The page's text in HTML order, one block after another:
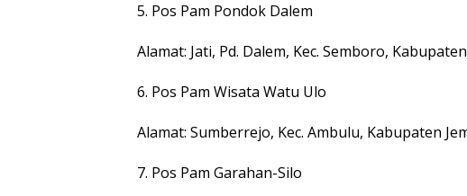
5. Pos Pam Pondok Dalem
Alamat: Jati, Pd. Dalem, Kec. Semboro,
6. Pos Pam Wisata Watu Ulo
Alamat: Sumberrejo, Kec. Ambulu, Kabupaten
7. Pos Pam Garahan-Silo